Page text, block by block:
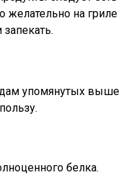
желательно на гриле
упомянутых выше
белка.